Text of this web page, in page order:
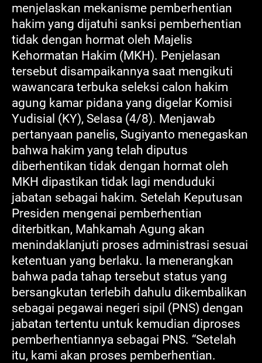
menjelaskan mekanisme pemberhentian
hakim yang dijatuhi sanksi pemberhentian
tidak dengan hormat oleh Majelis
Kehormatan Hakim (MKH). Penjelasan
tersebut disampaikannya saat mengikuti
wawancara terbuka seleksi calon hakim
agung kamar pidana yang digelar Komisi
Yudisial (KY), Selasa (4/8). Menjawab
pertanyaan panelis, Sugiyanto menegaskan
bahwa hakim yang telah diputus
diberhentikan tidak dengan hormat oleh
MKH dipastikan tidak lagi menduduki
jabatan sebagai hakim. Setelah Keputusan
Presiden mengenai pemberhentian
diterbitkan, Mahkamah Agung akan
menindaklanjuti proses administrasi sesuai
ketentuan yang berlaku. Ia menerangkan
bahwa pada tahap tersebut status yang
bersangkutan terlebih dahulu dikembalikan
sebagai pegawai negeri sipil (PNS) dengan
jabatan tertentu untuk kemudian diproses
pemberhentiannya sebagai PNS. “Setelah
itu, kami akan proses pemberhentian.